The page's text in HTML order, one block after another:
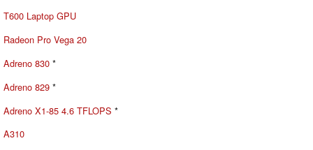
T600 Laptop GPU
Radeon Pro Vega 20
Adreno 830 *
Adreno 829 *
Adreno X1-85 4.6 TFLOPS *
A310